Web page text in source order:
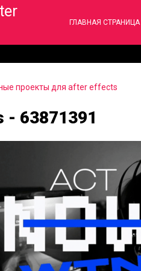
ГЛАВНАЯ СТРАНИЦА
проекты для after effects
- 63871391